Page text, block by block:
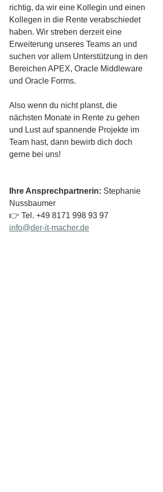
richtig, da wir eine Kollegin und einen
Kollegen in die Rente verabschiedet
haben. Wir streben derzeit eine
Erweiterung unseres Teams an und
suchen vor allem Unterstützung in den
Bereichen APEX, Oracle Middleware
und Oracle Forms.
Also wenn du nicht planst, die
nächsten Monate in Rente zu gehen
und Lust auf spannende Projekte im
Team hast, dann bewirb dich doch
gerne bei uns!
Ihre Ansprechpartnerin: Stephanie
Nussbaumer
👉 Tel. +49 8171 998 93 97
info@der-it-macher.de